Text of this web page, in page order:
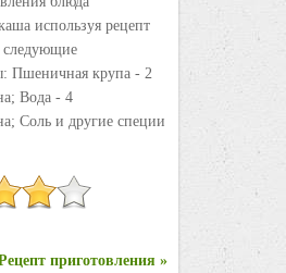
используя рецепт
следующие
Пшеничная крупа - 2
Вода - 4
Соль и другие специи
приготовления »